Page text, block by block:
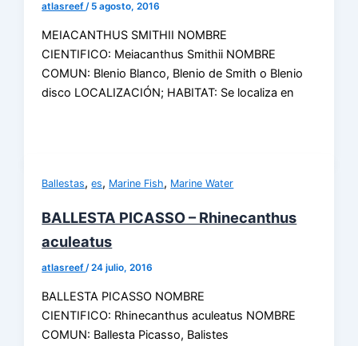
atlasreef/ 5 agosto, 2016
MEIACANTHUS SMITHII NOMBRE
CIENTIFICO: Meiacanthus Smithii NOMBRE
COMUN: Blenio Blanco, Blenio de Smith o Blenio
disco LOCALIZACIÓN; HABITAT: Se localiza en
Ballestas,es, Marine Fish, Marine Water
BALLESTA PICASSO – Rhinecanthus
aculeatus
atlasreef/24 julio, 2016
BALLESTA PICASSO NOMBRE
CIENTIFICO: Rhinecanthus aculeatus NOMBRE
COMUN: Ballesta Picasso, Balistes